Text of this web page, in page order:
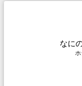
なに
ホ